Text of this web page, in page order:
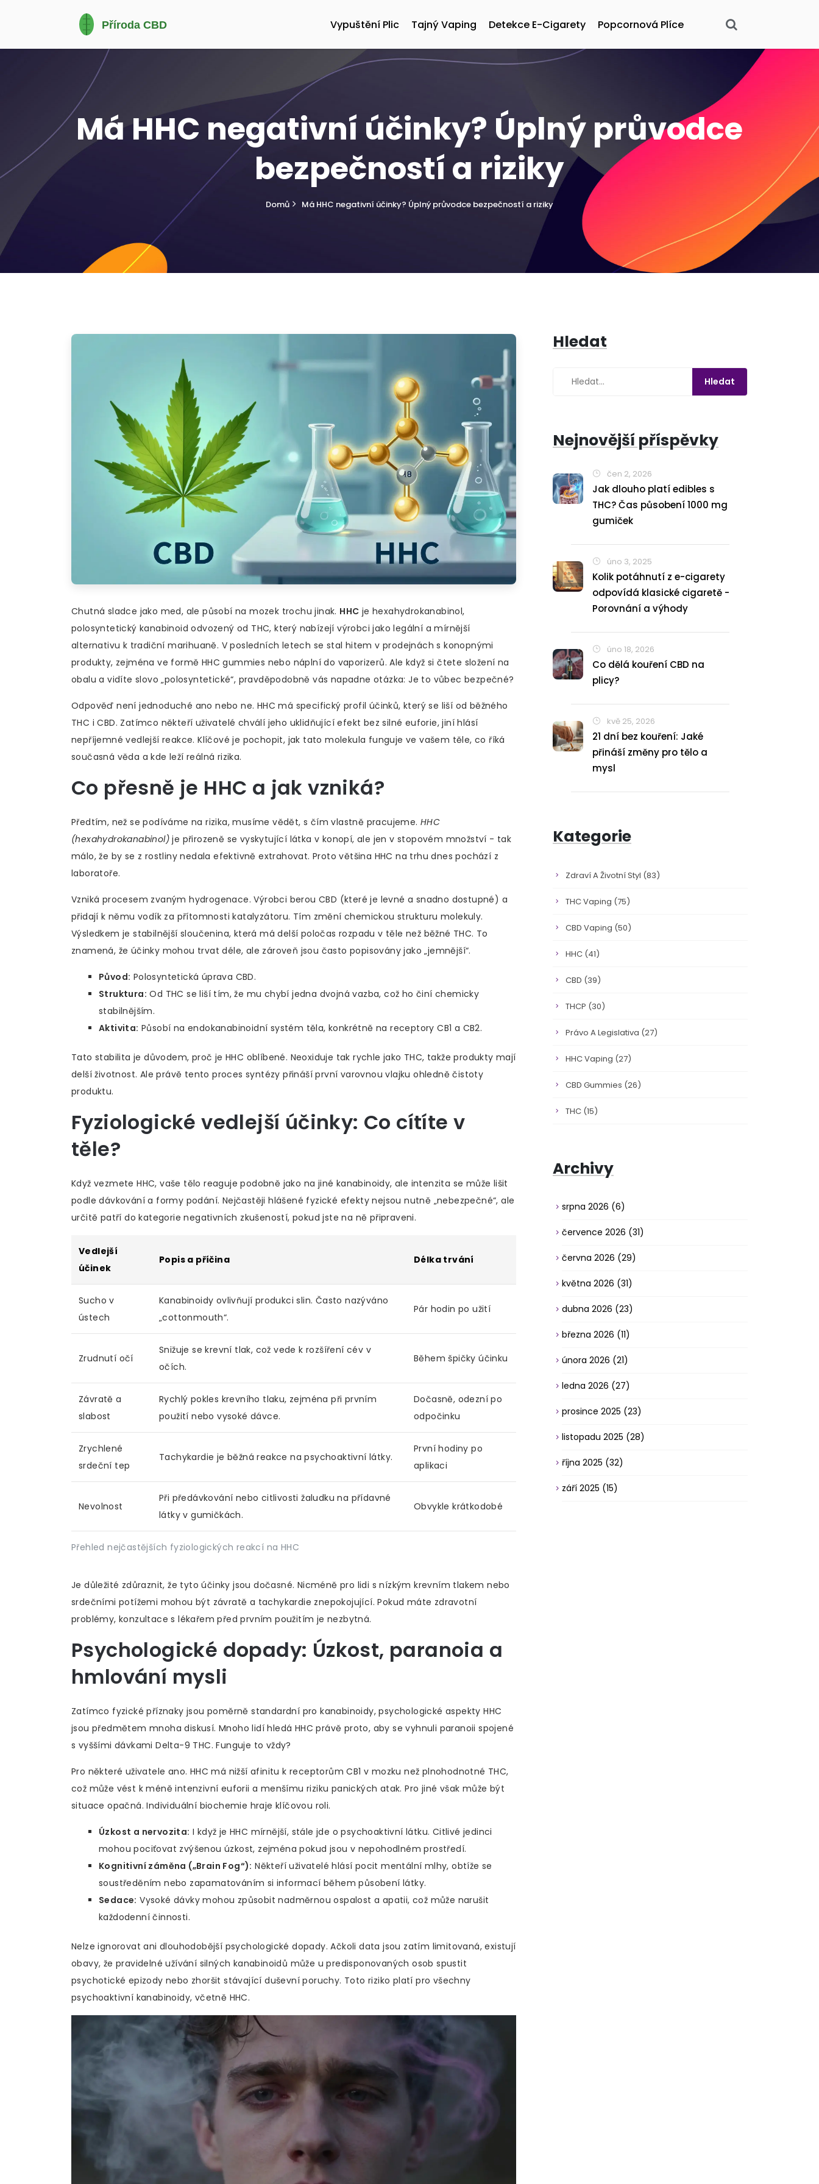
Vypuštění Plic Tajný Vaping Detekce E-Cigarety Popcornová Plíce
Má HHC negativní účinky? Úplný průvodce
bezpečností a riziky
Domů Má HHC negativní účinky? Úplný průvodce bezpečností a riziky
Chutná sladce jako med, ale působí na mozek trochu jinak. HHC jehexahydrokanabinol,
polosyntetický kanabinoid odvozený od THC, který nabízejí výrobci jako legální a mírnější
alternativu k tradiční marihuaně. V posledních letech se stal hitem v prodejnách s konopnými
produkty, zejména ve formě HHC gummies nebo náplní do vaporizerů. Ale když si čtete složení na
obalu a vidíte slovo „polosyntetické“, pravděpodobně vás napadne otázka: Je to vůbec bezpečné?
Odpověď není jednoduché ano nebo ne. HHC má specifický profil účinků, který se liší od běžného
THC i CBD. Zatímco někteří uživatelé chválí jeho uklidňující efekt bez silné euforie, jiní hlásí
nepříjemné vedlejší reakce. Klíčové je pochopit, jak tato molekula funguje ve vašem těle, co říká
současná věda a kde leží reálná rizika.
Co přesně je HHC a jak vzniká?
Předtím, než se podíváme na rizika, musíme vědět, s čím vlastně pracujeme. HHC
(hexahydrokanabinol) je přirozeně se vyskytující látka v konopí, ale jen v stopovém množství - tak
málo, že by se z rostliny nedala efektivně extrahovat. Proto většina HHC na trhu dnes pochází z
laboratoře.
Vzniká procesem zvaným hydrogenace. Výrobci berou CBD (které je levné a snadno dostupné) a
přidají k němu vodík za přítomnosti katalyzátoru. Tím změní chemickou strukturu molekuly.
Výsledkem je stabilnější sloučenina, která má delší poločas rozpadu v těle než běžné THC. To
znamená, že účinky mohou trvat déle, ale zároveň jsou často popisovány jako „jemnější“.
Původ: Polosyntetická úprava CBD.
Struktura: Od THC se liší tím, že mu chybí jedna dvojná vazba, což ho činí chemicky
stabilnějším.
Aktivita: Působí na endokanabinoidní systém těla, konkrétně na receptory CB1 a CB2.
Tato stabilita je důvodem, proč je HHC oblíbené. Neoxiduje tak rychle jako THC, takže produkty mají
delší životnost. Ale právě tento proces syntézy přináší první varovnou vlajku ohledně čistoty
produktu.
Fyziologické vedlejší účinky: Co cítíte v
těle?
Když vezmete HHC, vaše tělo reaguje podobně jako na jiné kanabinoidy, ale intenzita se může lišit
podle dávkování a formy podání. Nejčastěji hlášené fyzické efekty nejsou nutně „nebezpečné“, ale
určitě patří do kategorie negativních zkušeností, pokud jste na ně připraveni.
Přehled nejčastějších fyziologických reakcí na HHC
Vedlejší
účinek
Popis a příčina Délka trvání
Sucho v
ústech
Kanabinoidy ovlivňují produkci slin. Často nazýváno
„cottonmouth“.
Pár hodin po užití
Zrudnutí očí
Snižuje se krevní tlak, což vede k rozšíření cév v
očích.
Během špičky účinku
Závratě a
slabost
Rychlý pokles krevního tlaku, zejména při prvním
použití nebo vysoké dávce.
Dočasně, odezní po
odpočinku
Zrychlené
srdeční tep
Tachykardie je běžná reakce na psychoaktivní látky.
První hodiny po
aplikaci
Nevolnost
Při předávkování nebo citlivosti žaludku na přídavné
látky v gumičkách.
Obvykle krátkodobé
Je důležité zdůraznit, že tyto účinky jsou dočasné. Nicméně pro lidi s nízkým krevním tlakem nebo
srdečními potížemi mohou být závratě a tachykardie znepokojující. Pokud máte zdravotní
problémy, konzultace s lékařem před prvním použitím je nezbytná.
Psychologické dopady: Úzkost, paranoia a
hmlování mysli
Zatímco fyzické příznaky jsou poměrně standardní pro kanabinoidy, psychologické aspekty HHC
jsou předmětem mnoha diskusí. Mnoho lidí hledá HHC právě proto, aby se vyhnuli paranoii spojené
s vyššími dávkami Delta-9 THC. Funguje to vždy?
Pro některé uživatele ano. HHC má nižší afinitu k receptorům CB1 v mozku než plnohodnotné THC,
což může vést k méně intenzivní euforii a menšímu riziku panických atak. Pro jiné však může být
situace opačná. Individuální biochemie hraje klíčovou roli.
Úzkost a nervozita: I když je HHC mírnější, stále jde o psychoaktivní látku. Citlivé jedinci
mohou pociťovat zvýšenou úzkost, zejména pokud jsou v nepohodlném prostředí.
Kognitivní záměna („Brain Fog“): Někteří uživatelé hlásí pocit mentální mlhy, obtíže se
soustředěním nebo zapamatováním si informací během působení látky.
Sedace: Vysoké dávky mohou způsobit nadměrnou ospalost a apatii, což může narušit
každodenní činnosti.
Nelze ignorovat ani dlouhodobější psychologické dopady. Ačkoli data jsou zatím limitovaná, existují
obavy, že pravidelné užívání silných kanabinoidů může u predisponovaných osob spustit
psychotické epizody nebo zhoršit stávající duševní poruchy. Toto riziko platí pro všechny
psychoaktivní kanabinoidy, včetně HHC.
Hledat
Nejnovější příspěvky
čen 2, 2026
Jak dlouho platí edibles s
THC? Čas působení 1000 mg
gumiček
úno 3, 2025
Kolik potáhnutí z e-cigarety
odpovídá klasické cigaretě -
Porovnání a výhody
úno 18, 2026
Co dělá kouření CBD na
plicy?
kvě 25, 2026
21 dní bez kouření: Jaké
přináší změny pro tělo a
mysl
Kategorie
Zdraví A Životní Styl (83)
THC Vaping (75)
CBD Vaping (50)
HHC (41)
CBD (39)
THCP (30)
Právo A Legislativa (27)
HHC Vaping (27)
CBD Gummies (26)
THC (15)
Archivy
srpna 2026 (6)
července 2026 (31)
června 2026 (29)
května 2026 (31)
dubna 2026 (23)
března 2026 (11)
února 2026 (21)
ledna 2026 (27)
prosince 2025 (23)
listopadu 2025 (28)
října 2025 (32)
září 2025 (15)